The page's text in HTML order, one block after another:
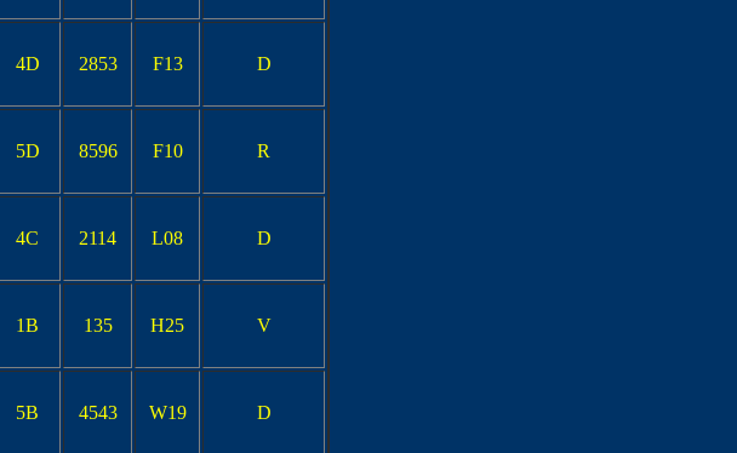
4D 2853 F13 D
5D 8596 F10 R
4C 2114 L08 D
1B 135 H25 V
5B 4543 W19 D